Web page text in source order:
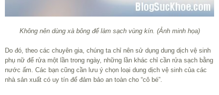
Không nên dùng xà bông để làm sạch vùng kín. (Ảnh minh họa)
Do đó, theo các chuyên gia, chúng ta chỉ nên sử dụng dung dịch vệ sinh
phụ nữ để rửa một lần trong ngày, những lần khác chỉ cần rửa sạch bằng
nước ấm. Các bạn cũng cần lưu ý chọn loại dung dịch vệ sinh của các
nhà sản xuất có uy tín để đảm bảo an toàn cho “cô bé”.